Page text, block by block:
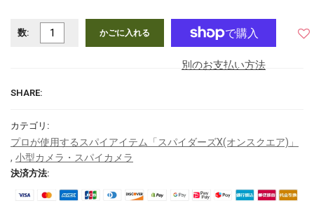
数: かごに入れる
別のお支払い方法
SHARE:
カテゴリ:
プロが使用するスパイアイテム「スパイダーズX(オンスクエア)」
, 小型カメラ・スパイカメラ
決済方法: